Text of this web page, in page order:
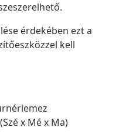
érdekében ezt a
kell
x Mé x Ma)